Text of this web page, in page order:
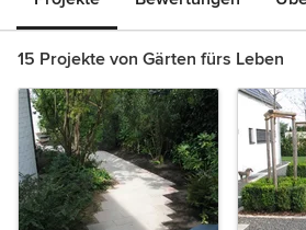
15 Projekte von Gärten fürs Leben